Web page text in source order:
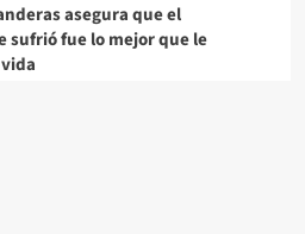
asegura que el
sufrió fue lo mejor que le